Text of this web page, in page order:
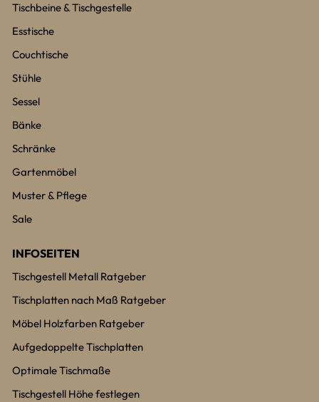
Tischbeine & Tischgestelle
Esstische
Couchtische
Stühle
Sessel
Bänke
Schränke
Gartenmöbel
Muster & Pflege
Sale
INFOSEITEN
Tischgestell Metall Ratgeber
Tischplatten nach Maß Ratgeber
Möbel Holzfarben Ratgeber
Aufgedoppelte Tischplatten
Optimale Tischmaße
Tischgestell Höhe festlegen